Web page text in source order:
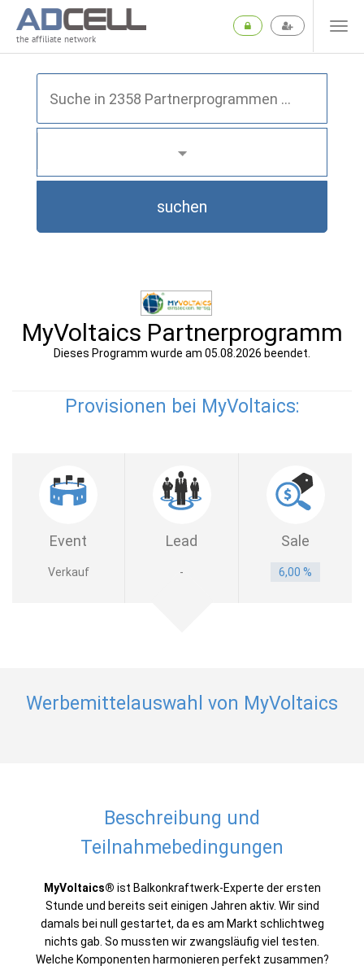
the affiliate network
suchen
MyVoltaics Partnerprogramm
Dieses Programm wurde am 05.08.2026 beendet.
Provisionen bei MyVoltaics:
Event Lead Sale
Verkauf - 6,00 %
Werbemittelauswahl von MyVoltaics
Beschreibung und
Teilnahmebedingungen
MyVoltaics® ist Balkonkraftwerk-Experte der ersten
Stunde und bereits seit einigen Jahren aktiv. Wir sind
damals bei null gestartet, da es am Markt schlichtweg
nichts gab. So mussten wir zwangsläufig viel testen.
Welche Komponenten harmonieren perfekt zusammen?